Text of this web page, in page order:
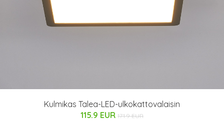
Kulmikas Talea-LED-ulkokattovalaisin
115.9 EUR 171.9 EUR